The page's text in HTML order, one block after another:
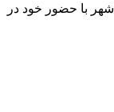
با حضور خود در